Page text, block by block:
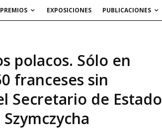
PREMIOS EXPOSICIONES PUBLICACIONES
polacos. Sólo en
franceses sin
Secretario de Estado